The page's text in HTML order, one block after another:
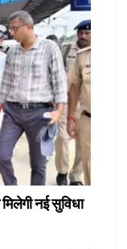
नई सुविधा